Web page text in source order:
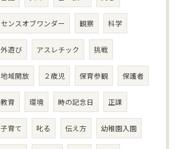
センスオブワンダー 観察 科学
外遊び アスレチック 挑戦
地域開放 ２歳児 保育参観 保護者
教育 環境 時の記念日 正課
子育て 叱る 伝え方 幼稚園入園